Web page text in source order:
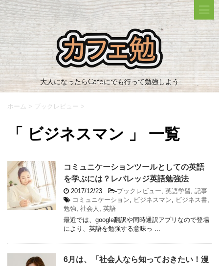
大人になったらCafeにでも行って勉強しよう
ホーム > ブックレビュー >
「 ビジネスマン 」 一覧
コミュニケーションツールとしての英語
を学ぶには？レバレッジ英語勉強法
2017/12/23 -ブックレビュー 英語学習 記事
コミュニケーション
ビジネスマン ビジネス書
勉強 社会人
英語
最近では、google翻訳や同時通訳アプリなので登場
により、英語を勉強する意味っ ...
6月は、「社会人なら知っておきたい！漫